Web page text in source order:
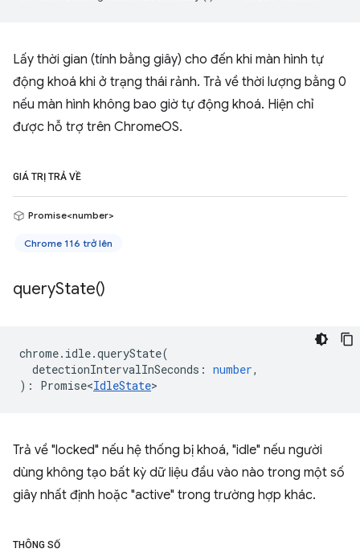
Lấy thời gian (tính bằng giây) cho đến khi màn hình tự
động khoá khi ở trạng thái rảnh. Trả về thời lượng bằng 0
nếu màn hình không bao giờ tự động khoá. Hiện chỉ
được hỗ trợ trên ChromeOS.
GIÁ TRỊ TRẢ VỀ
Promise<number>
Chrome 116 trở lên
queryState()
chrome. idle.queryState(
detectionIntervalInSeconds : number,
) : Promise<IdleState>
Trả về "locked" nếu hệ thống bị khoá, "idle" nếu người
dùng không tạo bất kỳ dữ liệu đầu vào nào trong một số
giây nhất định hoặc "active" trong trường hợp khác.
THÔNG SỐ